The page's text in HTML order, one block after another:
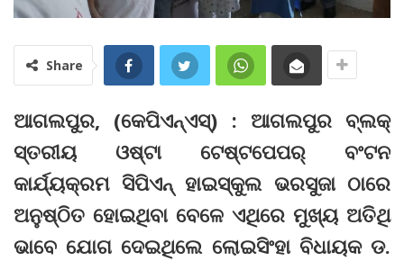
Share
ଆଗଲପୁର, (କେପିଏନ୍‌ଏସ୍‌) : ଆଗଲପୁର ବ୍ଲକ୍‌
ସ୍ତରୀୟ ଓଷ୍ଟା ଟେଷ୍ଟପେପର୍‌ ବଂଟନ
କାର୍ଯ୍ୟକ୍ରମ ସିପିଏନ୍‌ ହାଇସ୍କୁଲ ଭରସୁଜା ଠାରେ
ଅନୁଷ୍ଠିତ ହୋଇଥିବା ବେଳେ ଏଥିରେ ମୁଖ୍ୟ ଅତିଥି
ଭାବେ ଯୋଗ ଦେଇଥିଲେ ଲୋଇସିଂହା ବିଧାୟକ ଡ.